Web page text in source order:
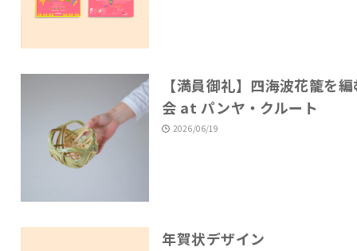
【満員御礼】四海波花籠を
会 at パンヤ・クルート
2026/06/19
年賀状デザイン